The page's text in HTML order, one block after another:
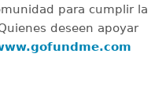
para cumplir la
deseen apoyar